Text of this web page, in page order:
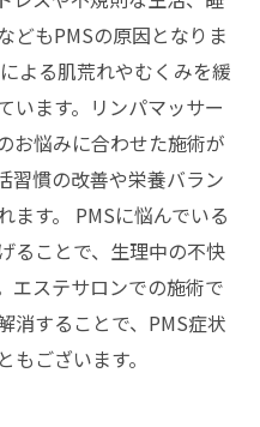
どもPMSの原因となりま
よる肌荒れやむくみを緩
います。リンパマッサー
お悩みに合わせた施術が
習慣の改善や栄養バラン
ます。 PMSに悩んでいる
ることで、生理中の不快
エステサロンでの施術で
消することで、PMS症状
ございます。